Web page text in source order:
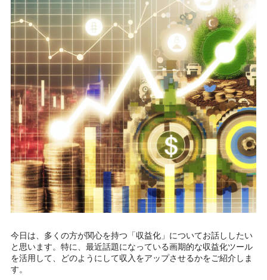
今日は、多くの方が関心を持つ「収益化」についてお話ししたい
と思います。特に、最近話題になっている画期的な収益化ツール
を活用して、どのようにして収入をアップさせるかをご紹介しま
す。